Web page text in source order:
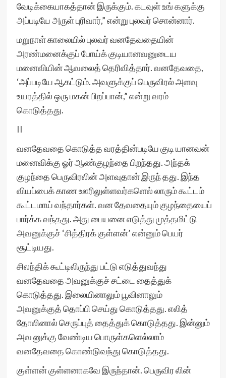
வேடிக்கையாகத்தான் இருக்கும். கடவுள் உங் களுக்கு
அப்படியே அருள் புரிவார்,” என்று புலவர் சொன்னார்.
மறுநாள் காலையில் புலவர் வனதேவதையின்
அரண்மனைக்குப் போய்க் குடியானவனுடைய
மனைவியின் ஆவலைத் தெரிவித்தார். வனதேவதை,
‘அப்படியே ஆகட்டும். அவளுக்குப் பெருவிரல் அளவு
உயரத்தில் ஒரு மகன் பிறப்பான்,” என்று வரம்
கொடுத்தது.
II
வனதேவதை கொடுத்த வரத்தின்படியே குடி யானவன்
மனைவிக்கு ஓர் ஆண்குழந்தை பிறந்தது. அந்தக்
குழந்தை பெருவிரலின் அளவுதான் இருந் தது. இந்த
வியப்பைக் காண ஊரிலுள்ளவர்களெல் லாரும் கூட்டம்
கூட்டமாய் வந்தார்கள். வன தேவதையும் குழந்தையைப்
பார்க்க வந்தது. அது பையனை எடுத்து முத்தமிட்டு
அவனுக்குச் ‘சித்திரக் குள்ளன்’ என்னும் பெயர்
சூட்டியது.
சிலந்திக் கூட்டிலிருந்து பட்டு எடுத்துவந்து
வனதேவதை அவனுக்குச் சட்டை தைத்துக்
கொடுத்தது. இலையினாலும் பூவினாலும்
அவனுக்குத் தொப்பி செய்து கொடுத்தது. எலித்
தோலினால் செருப்புத் தைத்துக் கொடுத்தது. இன்னும்
அவ னுக்கு வேண்டிய பொருள்களெல்லாம்
வனதேவதை கொண்டுவந்து கொடுத்தது.
குள்ளன் குள்ளனாகவே இருந்தான். பெருவிர லின்